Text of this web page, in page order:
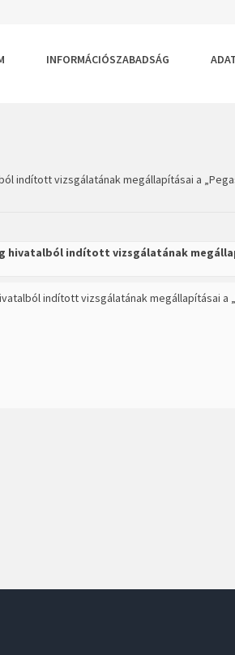
INFORMÁCIÓSZABADSÁG
indított vizsgálatának megállapításai a
hivatalból indított vizsgálatának
indított vizsgálatának megállapításai